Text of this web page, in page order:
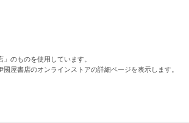
のものを使用しています。
屋書店のオンラインストアの詳細ページを表示します。